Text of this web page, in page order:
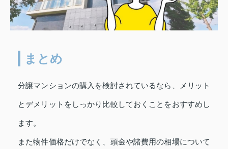
まとめ
分譲マンションの購入を検討されているなら、メリット
とデメリットをしっかり比較しておくことをおすすめし
ます。
また物件価格だけでなく、頭金や諸費用の相場について